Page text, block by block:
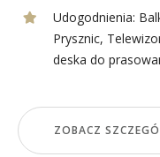
Udogodnienia:
Prysznic,
deska do
ZOBACZ